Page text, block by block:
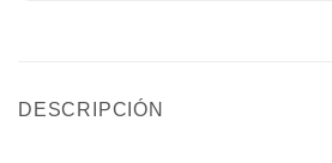
DESCRIPCIÓN